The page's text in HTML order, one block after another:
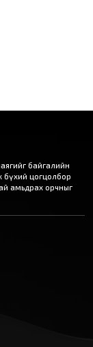
байгалийн
бүхий цогцолбор
амьдрах орчныг